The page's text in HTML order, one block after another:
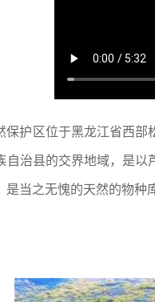
保护区位于黑龙江省西
自治县的交界地域，是
是当之无愧的天然的物种